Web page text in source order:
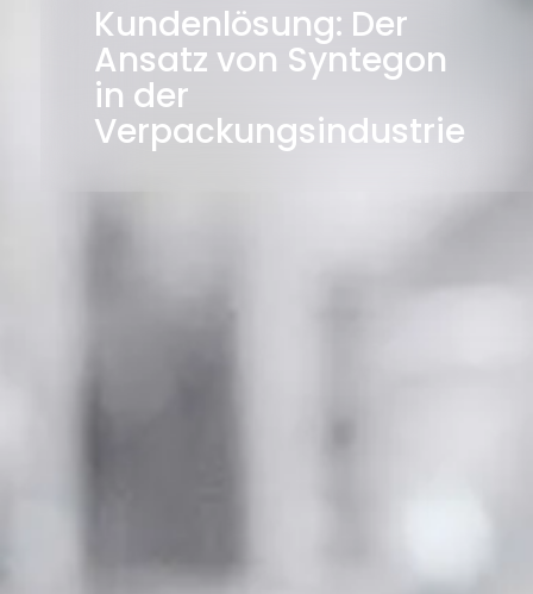
Kundenlösung: Der
Ansatz von Syntegon
in der
Verpackungsindustrie